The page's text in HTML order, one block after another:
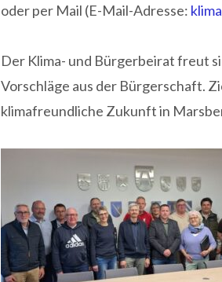
oder per Mail (E-Mail-Adresse:
Der Klima- und Bürgerbeirat freut
Vorschläge aus der Bürgerschaft.
klimafreundliche Zukunft in